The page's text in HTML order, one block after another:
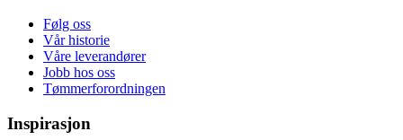
Følg oss
Vår historie
Våre leverandører
Jobb hos oss
Tømmerforordningen
Inspirasjon